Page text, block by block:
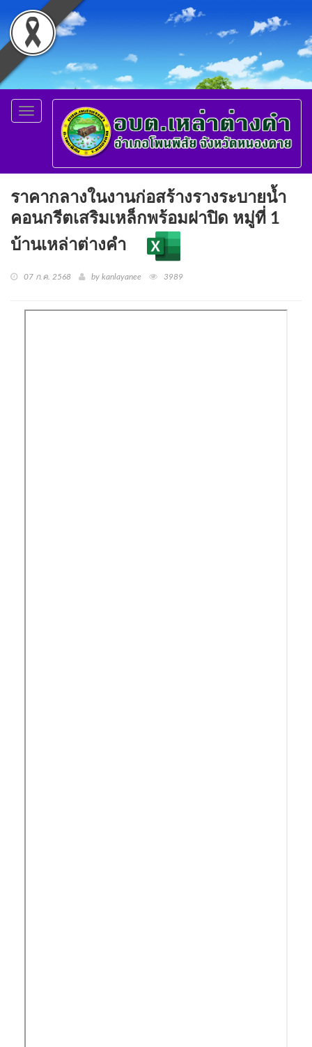
Toggle
navigation
ราคากลางในงานก่อสร้างรางระบายน้ำ
คอนกรีตเสริมเหล็กพร้อมฝาปิด หมู่ที่ 1
บ้านเหล่าต่างคำ
07 ก.ค. 2568 by kanlayanee 3989